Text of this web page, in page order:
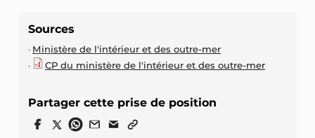
Sources
Ministère de l'intérieur et des outre-mer
CP du ministère de l'intérieur et des outre-mer
Partager cette prise de position